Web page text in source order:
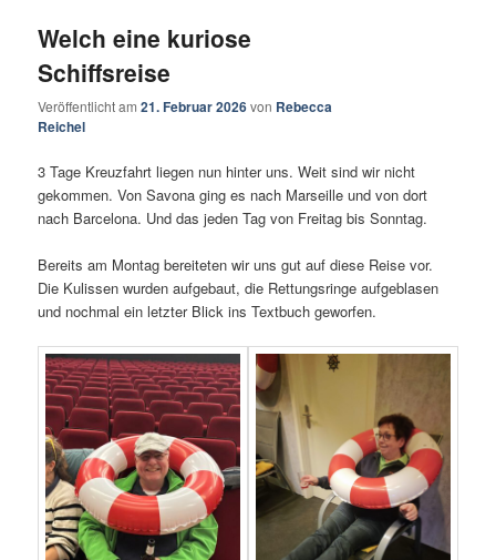
Welch eine kuriose
Schiffsreise
Veröffentlicht am21. Februar 2026von Rebecca
Reichel
3 Tage Kreuzfahrt liegen nun hinter uns. Weit sind wir nicht
gekommen. Von Savona ging es nach Marseille und von dort
nach Barcelona. Und das jeden Tag von Freitag bis Sonntag.
Bereits am Montag bereiteten wir uns gut auf diese Reise vor.
Die Kulissen wurden aufgebaut, die Rettungsringe aufgeblasen
und nochmal ein letzter Blick ins Textbuch geworfen.